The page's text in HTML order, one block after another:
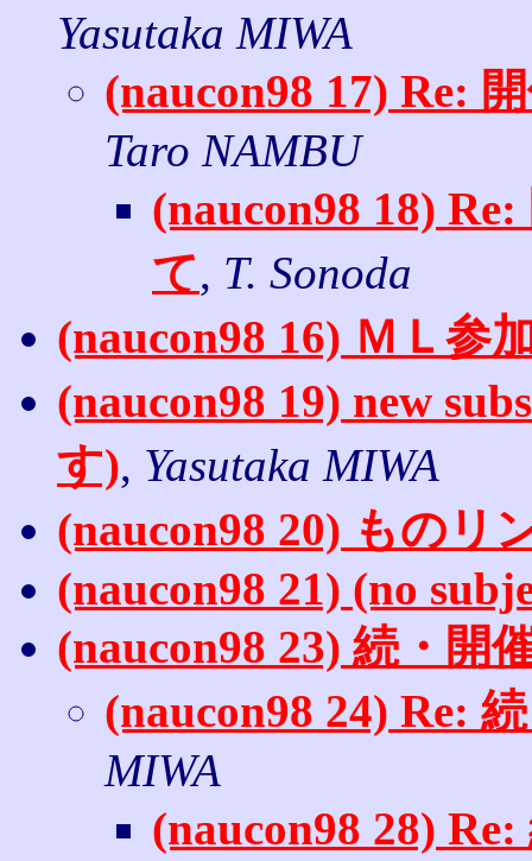
Yasutaka MIWA
(naucon98 17) Re:
Taro NAMBU
(naucon98 18)
て, T. Sonoda
(naucon98 16) ＭＬ参
(naucon98 19) new
す), Yasutaka MIWA
(naucon98 20) ものリ
(naucon98 21) (no
(naucon98 23) 続・開
(naucon98 24) Re:
MIWA
(naucon98 28)